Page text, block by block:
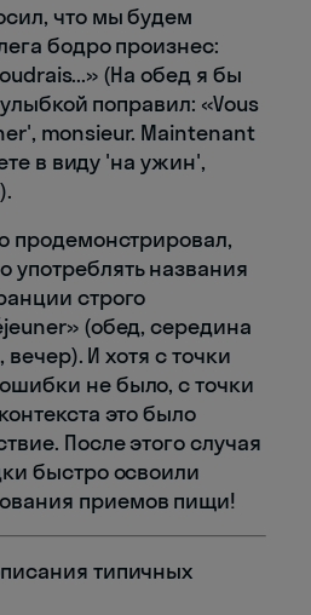
что мы будем
бодро произнес:
(На обед я бы
поправил: «Vous
monsieur. Maintenant
в виду 'на ужин',
продемонстрировал,
употреблять названия
строго
(обед, середина
И хотя с точки
не было, с точки
это было
После этого случая
быстро освоили
приемов пищи!
типичных